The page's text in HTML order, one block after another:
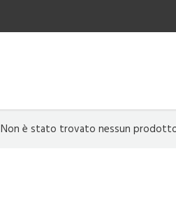
Non è stato trovato nessun